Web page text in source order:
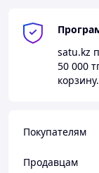
satu.kz
50 000
корзину.
Покупателям
Продавцам